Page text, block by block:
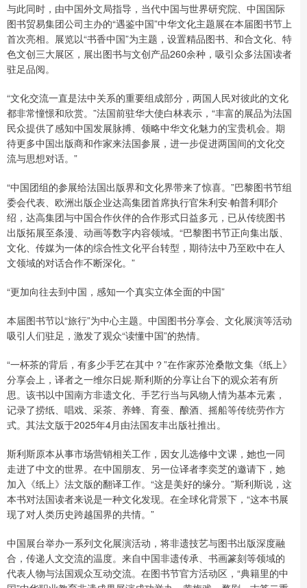
与此同时，由中国外文局指导，当代中国与世界研究院、中国国际
图书贸易集团公司主办的“遇鉴中国”中华文化主题展在本届图书节上
首次亮相。展览以“书香中国”为主题，设置精品图书、和合文化、特
色文创三大展区，展出图书与文创产品260余种，吸引众多法国读者
驻足品阅。
“文化交流一直是法中关系的重要组成部分，两国人民对彼此的文化
都非常憧憬和欣赏。”法国前驻华大使白林表示，“丰富的展品为法国
民众提供了感知中国发展脉搏、领略中华文化魅力的宝贵机会。期
待更多中国出版商和作家来法国参展，进一步促进两国间的文化交
流与思想对话。”
“中国团组的参展给法国出版界和文化界带来了惊喜。”巴黎图书节组
委会代表、欧洲出版企业达高集团首席执行官朱利安·帕普利耶介
绍，达高集团与中国合作伙伴的合作形式日益多元，已从传统图书
出版拓展至条漫、动画等数字内容领域。“巴黎图书节正向集出版、
文化、传媒为一体的综合性文化平台转型，期待法中乃至欧中在人
文领域的对话合作不断深化。”
“更加向往去到中国，感知一个真实立体全面的中国”
本届图书节以“旅行”为中心主题。中国图书分享会、文化展演等活动
吸引人们驻足，激发了观众“读懂中国”的热情。
“一杯茶的背后，有多少手艺在其中？”在作家苏沧桑散文集《纸上》
分享会上，译者之一维尔日妮·斯利斯的分享让台下的观众若有所
思。该书以中国南方非遗文化、手艺行当与风物人情为基本元素，
记录了捞纸、唱戏、采茶、养蜂、育蚕、酿酒、摇船等传统劳作方
式。其法文版于2025年4月由法国友丰出版社推出。
斯利斯原本从事市场营销相关工作，因女儿选修中文课，她也一同
走进了中文的世界。在中国朋友、另一位译者李奕芝的邀请下，她
加入《纸上》法文版的翻译工作。“这是美好的缘分。”斯利斯说，这
本书对法国读者来说是一种文化发现。在全球化背景下，“这本书展
现了对人类历史跨越国界的共情。”
中国展台举办一系列文化展演活动，将非遗技艺与图书出版深度融
合，传递人文交流的温度。来自中国非遗传承、书画篆刻等领域的
代表人物与法国观众互动交流。在图书节官方活动区，“典籍里的中